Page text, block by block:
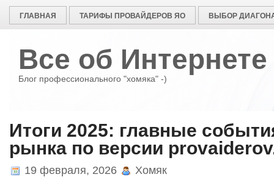
ГЛАВНАЯ ТАРИФЫ ПРОВАЙДЕРОВ ЯО ВЫБОР
Все об Интернете
Блог профессионального "хомяка" -)
Итоги 2025: главные
рынка по версии
19 февраля, 2026 Хомяк